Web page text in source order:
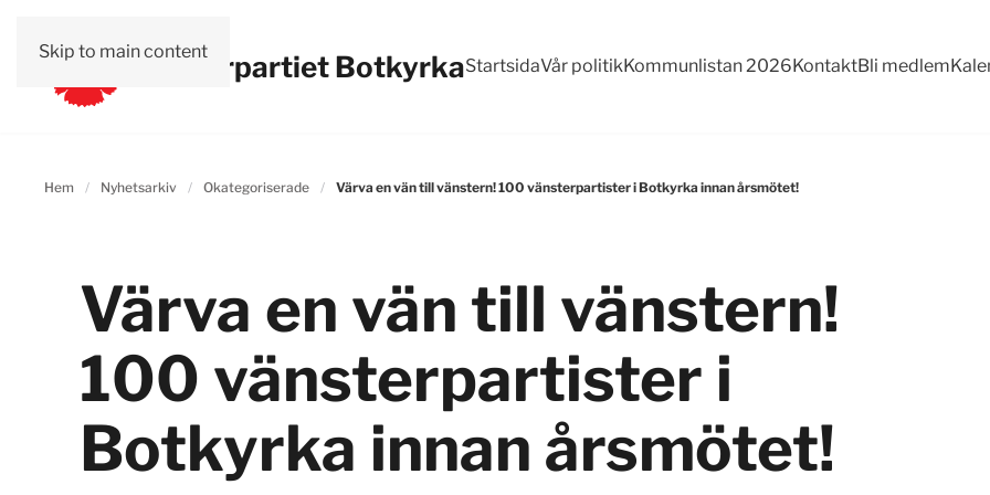
Skip to main contentVänsterpartiet BotkyrkaStartsidaVår politikKommunlistan 2026KontaktBli medlem
Hem Nyhetsarkiv Okategoriserade Värva en vän till vänstern! 100 vänsterpartister i Botkyrka innan årsmötet!
Värva en vän till vänstern!
100 vänsterpartister i
Botkyrka innan årsmötet!